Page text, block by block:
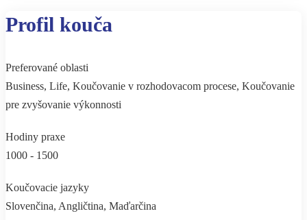
Profil kouča
Preferované oblasti
Business, Life, Koučovanie v rozhodovacom procese, Koučovanie
pre zvyšovanie výkonnosti
Hodiny praxe
1000 - 1500
Koučovacie jazyky
Slovenčina, Angličtina, Maďarčina